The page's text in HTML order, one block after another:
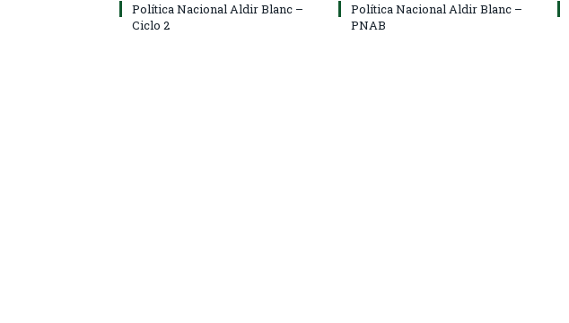
Política Nacional Aldir Blanc –
Ciclo 2
Política Nacional Aldir Blanc –
PNAB